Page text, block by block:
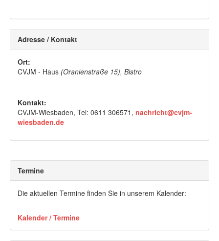
Adresse / Kontakt
Ort:
CVJM - Haus (Oranienstraße 15), Bistro
Kontakt:
CVJM-Wiesbaden, Tel: 0611 306571, nachricht@cvjm-
wiesbaden.de
Termine
Die aktuellen Termine finden Sie in unserem Kalender:
Kalender / Termine